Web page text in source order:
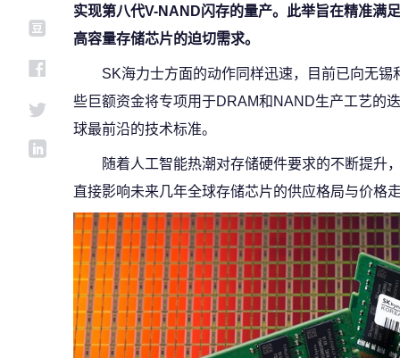
实现第八代V-NAND闪存的量产。此举旨在精准满
高容量存储芯片的迫切需求。
SK海力士方面的动作同样迅速，目前已向无
些巨额资金将专项用于DRAM和NAND生产工艺的
球最前沿的技术标准。
随着人工智能热潮对存储硬件要求的不断提升
直接影响未来几年全球存储芯片的供应格局与价格